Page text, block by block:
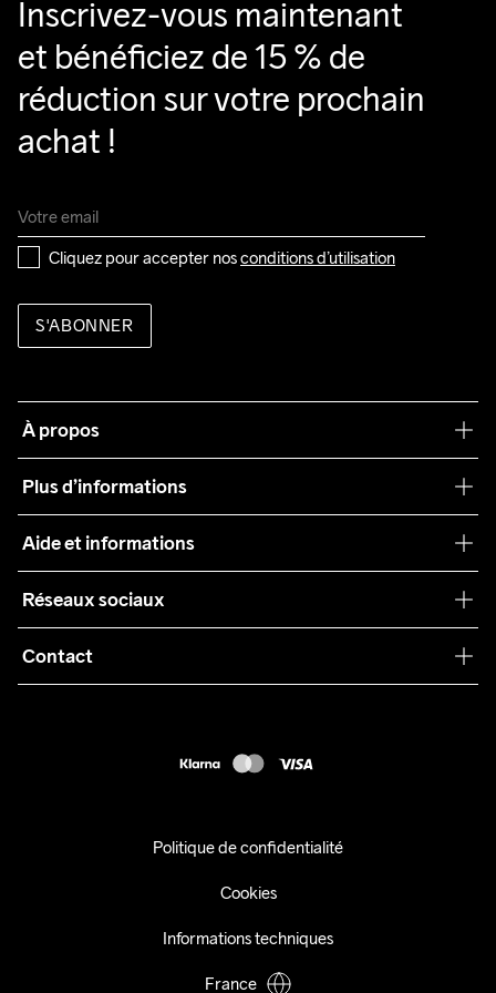
Inscrivez-vous maintenant
et bénéficiez de 15 % de
réduction sur votre prochain
achat !
Cliquez pour accepter nos conditions d’utilisation
S'ABONNER
À propos
Plus d’informations
Teamwear
Durabilité
Collaborations
Aide et informations
Conditions générales
Retours
Réseaux sociaux
Contact
Politique de confidentialité
Cookies
Informations techniques
France